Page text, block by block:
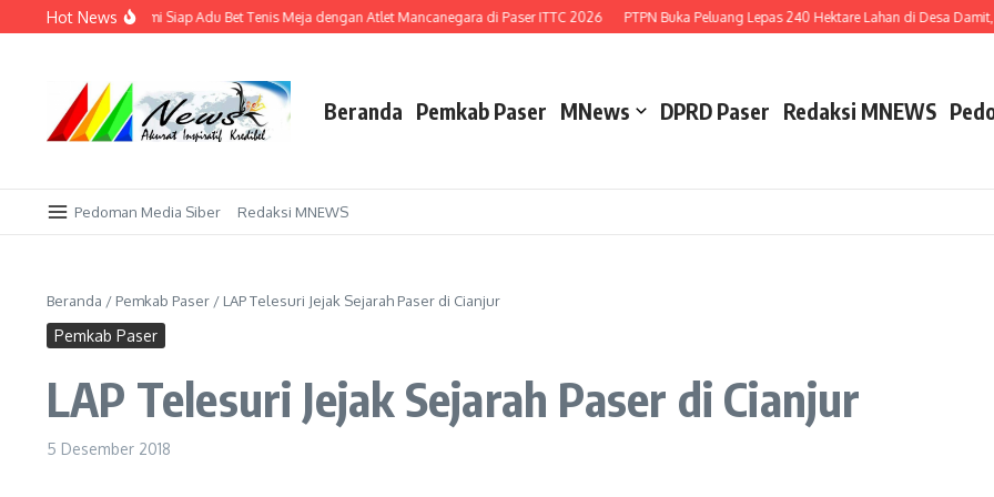
Lewati ke konten
Hot News
Rumah, Bupati Fahmi Siap Adu Bet Tenis Meja dengan Atlet Mancanegara di Paser ITTC 2026 PTPN Buka Peluang Lepas 240 Hektare Lahan di Desa Damit,
Beranda Pemkab Paser MNews DPRD Paser Redaksi MNEWS
Pedoman Media Siber Redaksi MNEWS
Beranda / Pemkab Paser / LAP Telesuri Jejak Sejarah Paser di Cianjur
Pemkab Paser
LAP Telesuri Jejak Sejarah Paser di Cianjur
5 Desember 2018